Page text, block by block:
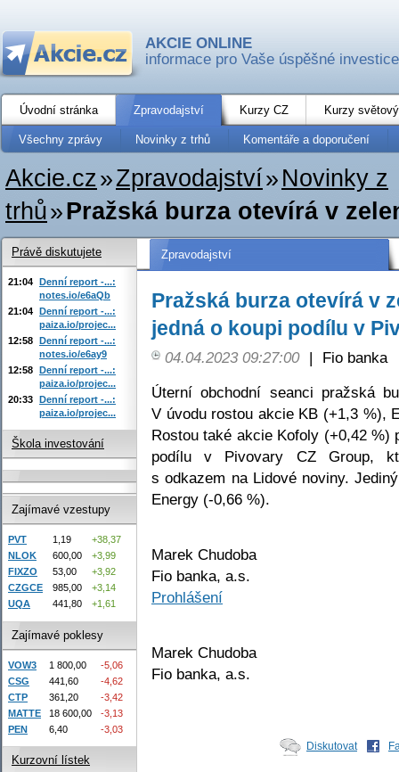
AKCIE ONLINE
informace pro Vaše úspěšné investice
Úvodní stránka Zpravodajství Kurzy CZ Kurzy
Všechny zprávy Novinky z trhů Komentáře a doporučení
Akcie.cz»Zpravodajství» Novinky z
trhů»Pražská burza otevírá v
Zpravodajství
Pražská burza otevírá v
jedná o koupi podílu v
04.04.2023 09:27:00 |
Fio banka
Úterní obchodní seanci pražská
V úvodu rostou akcie KB (+1,3 %),
Rostou také akcie Kofoly (+0,42 %)
podílu v Pivovary CZ Group,
s odkazem na Lidové noviny.
Energy (-0,66 %).
Marek Chudoba
Fio banka, a.s.
Prohlášení
Marek Chudoba
Fio banka, a.s.
Diskutovat
Právě diskutujete
21:04 Denní report -...:
notes.io/e6aQb
21:04 Denní report -...:
paiza.io/projec...
12:58 Denní report -...:
notes.io/e6ay9
12:58 Denní report -...:
paiza.io/projec...
20:33 Denní report -...:
paiza.io/projec...
Škola investování
Zajímavé vzestupy
PVT 1,19
+38,37
NLOK
600,00
+3,99
FIXZO
53,00
+3,92
CZGCE
985,00
+3,14
UQA
441,80 +1,61
Zajímavé poklesy
VOW3 1 800,00
-5,06
CSG
441,60
-4,62
CTP
361,20
-3,42
MATTE
18 600,00
-3,13
PEN
6,40 -3,03
Kurzovní lístek